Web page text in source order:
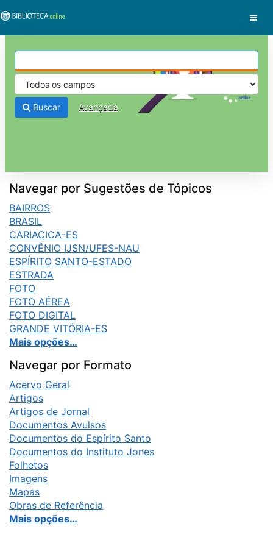
VuFind
Buscar Avançada
Navegar por Sugestões de Tópicos
BAIRROS
BRASIL
CARIACICA-ES
CONVÊNIO IJSN/UFES-NAU
ESPÍRITO SANTO-ESTADO
ESTRADA
FOTO
FOTO AÉREA
FOTO DIGITAL
GRANDE VITÓRIA-ES
Mais opções…
Navegar por Formato
Acervo Geral
Artigos
Artigos de Jornal
Documentos Avulsos
Documentos do Espírito Santo
Documentos do Instituto Jones
Folhetos
Imagens
Mapas
Obras de Referência
Mais opções…